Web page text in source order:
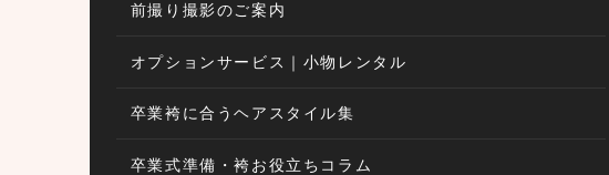
前撮り撮影のご案内
オプションサービス｜小物レンタル
卒業袴に合うヘアスタイル集
卒業式準備・袴お役立ちコラム